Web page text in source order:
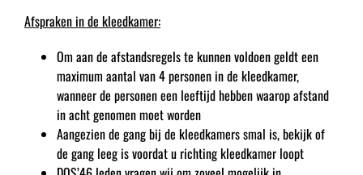
Afspraken in de kleedkamer:
Om aan de afstandsregels te kunnen voldoen geldt een
maximum aantal van 4 personen in de kleedkamer,
wanneer de personen een leeftijd hebben waarop afstand
in acht genomen moet worden
Aangezien de gang bij de kleedkamers smal is, bekijk of
de gang leeg is voordat u richting kleedkamer loopt